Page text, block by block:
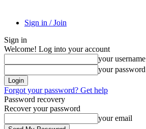
Sign in / Join
Sign in
Welcome! Log into your account
your username
your password
Forgot your password? Get help
Password recovery
Recover your password
your email